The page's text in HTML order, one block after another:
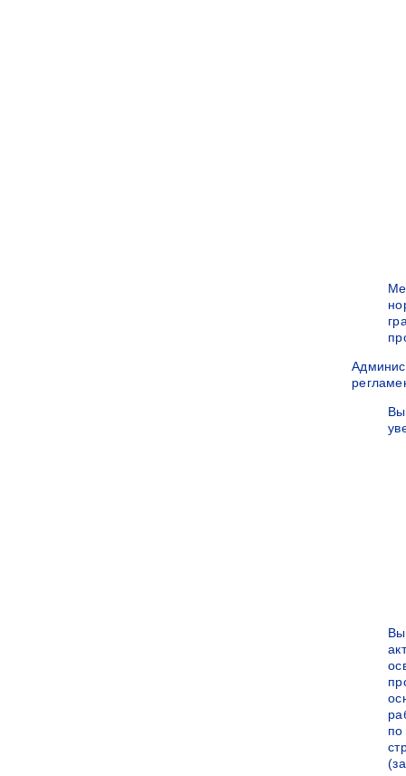
по
(за